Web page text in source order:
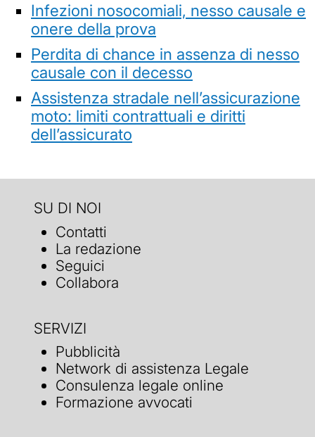
Infezioni nosocomiali, nesso causale e
onere della prova
Perdita di chance in assenza di nesso
causale con il decesso
Assistenza stradale nell’assicurazione
moto: limiti contrattuali e diritti
dell’assicurato
SU DI NOI
Contatti
La redazione
Seguici
Collabora
SERVIZI
Pubblicità
Network di assistenza Legale
Consulenza legale online
Formazione avvocati